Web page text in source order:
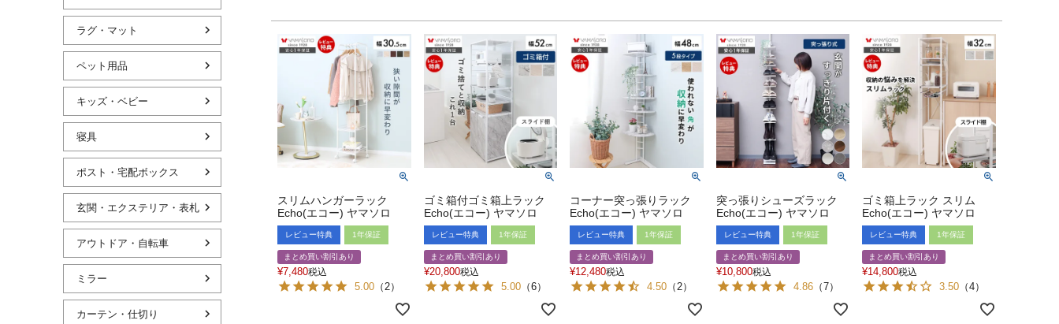
ラグ・マット
ペット用品
キッズ・ベビー
寝具
ポスト・宅配ボックス
玄関・エクステリア・表札
アウトドア・自転車
ミラー
カーテン・仕切り
スリムハンガーラック
Echo(エコー) ヤマソロ
レビュー特典 1年保証
まとめ買い割引あり
¥7,480税込
5.00 （2）
ゴミ箱付ゴミ箱上ラック
Echo(エコー) ヤマソロ
レビュー特典 1年保証
まとめ買い割引あり
¥20,800税込
5.00（6）
コーナー突っ張りラック
Echo(エコー) ヤマソロ
レビュー特典 1年保証
まとめ買い割引あり
¥12,480税込
4.50 （2）
突っ張りシューズラック
Echo(エコー) ヤマソロ
レビュー特典 1年保証
まとめ買い割引あり
¥10,800税込
4.86（7）
ゴミ箱上ラック スリム
Echo(エコー) ヤマソロ
レビュー特典 1年保証
まとめ買い割引あり
¥14,800税込
3.50 （4）